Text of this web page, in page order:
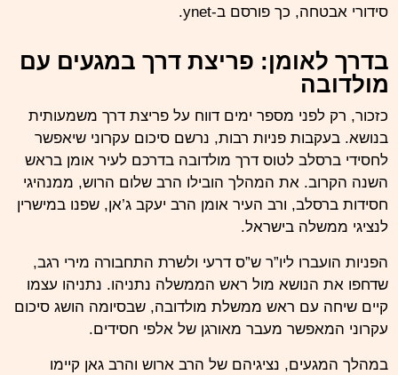
סידורי אבטחה, כך פורסם ב-ynet
.
בדרך לאומן: פריצת דרך במגעים עם
מולדובה
כזכור, רק לפני מספר ימים דווח עלפריצת דרך משמעותית
בנושא. בעקבות פניות רבות, נרשם סיכום עקרוני שיאפשר
לחסידי ברסלב לטוס דרך מולדובה בדרכם לעיר אומן בראש
השנה הקרוב. את המהלך הובילו הרב שלום הרוש, ממנהיגי
חסידות ברסלב, ורב העיר אומן הרב יעקב ג’אן, שפנו במישרין
לנציגי ממשלה בישראל.
הפניות הועברו ליו”ר ש”ס דרעי ולשרת התחבורה מירי רגב,
שדחפו את הנושא מול ראש הממשלה נתניהו. נתניהו עצמו
קיים שיחה עם ראש ממשלת מולדובה, שבסיומה הושג סיכום
עקרוני המאפשר מעבר מאורגן של אלפי חסידים.
במהלך המגעים, נציגיהם של הרב ארוש והרב גאן קיימו